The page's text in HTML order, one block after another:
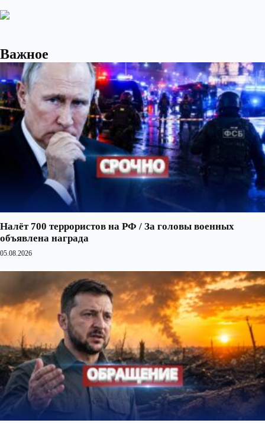
Важное
Налёт 700 террористов на РФ / За головы военных
объявлена награда
05.08.2026